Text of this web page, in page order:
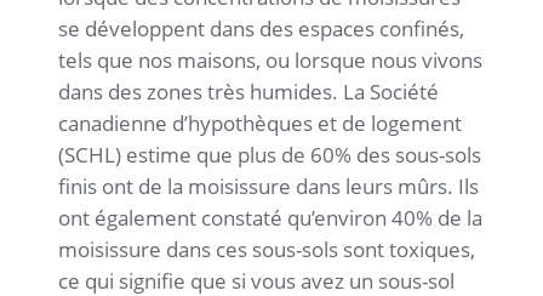
se développent dans des espaces confinés,
tels que nos maisons, ou lorsque nous vivons
dans des zones très humides. La Société
canadienne d’hypothèques et de logement
(SCHL) estime que plus de 60% des sous-sols
finis ont de la moisissure dans leurs mûrs. Ils
ont également constaté qu’environ 40% de la
moisissure dans ces sous-sols sont toxiques,
ce qui signifie que si vous avez un sous-sol